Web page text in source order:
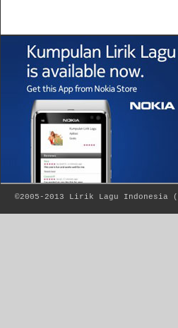
©2005-2013 Lirik Lagu Indonesia (